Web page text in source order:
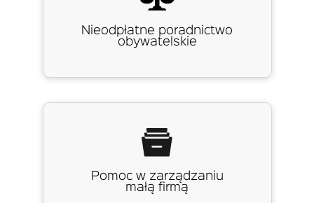
Nieodpłatne poradnictwo
obywatelskie
Pomoc w zarządzaniu
małą firmą